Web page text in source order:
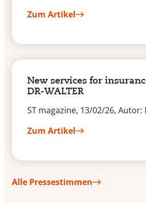
Zum Artikel
New services for
DR-WALTER
ST magazine, 13/02/26,
Zum Artikel
Alle Pressestimmen